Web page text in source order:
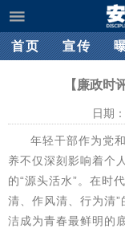
首页 宣传
【廉政时
日期
年轻干部作为党
养不仅深刻影响着个
的“源头活水”。在时
清、作风清、行为清
洁成为青春最鲜明的